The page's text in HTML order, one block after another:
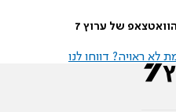
של ערוץ 7
לא ראויה? דווחו לנו